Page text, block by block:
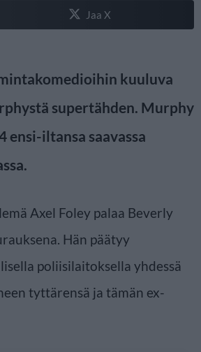
Jaa X
kuuluva
supertähden. Murphy
iltansa saavassa
Axel Foley palaa Beverly
Hän päätyy
poliisilaitoksella yhdessä
tyttärensä ja tämän ex-